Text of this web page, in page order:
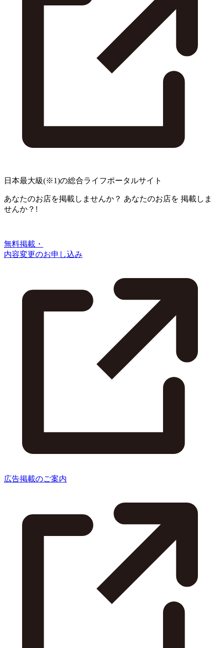
日本最大級(※1)の総合ライフポータルサイト
あなたのお店を掲載しませんか？ あなたのお店を 掲載しま
せんか？!
無料掲載・
内容変更のお申し込み
広告掲載のご案内